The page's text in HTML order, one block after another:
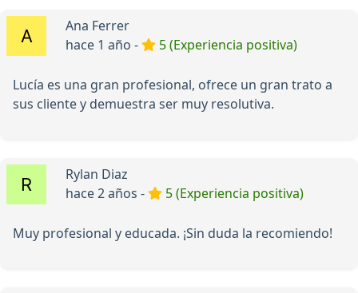
Ana Ferrer
hace 1 año -
5 (Experiencia positiva)
Lucía es una gran profesional, ofrece un gran trato a
sus cliente y demuestra ser muy resolutiva.
Rylan Diaz
hace 2 años -
5 (Experiencia positiva)
Muy profesional y educada. ¡Sin duda la recomiendo!